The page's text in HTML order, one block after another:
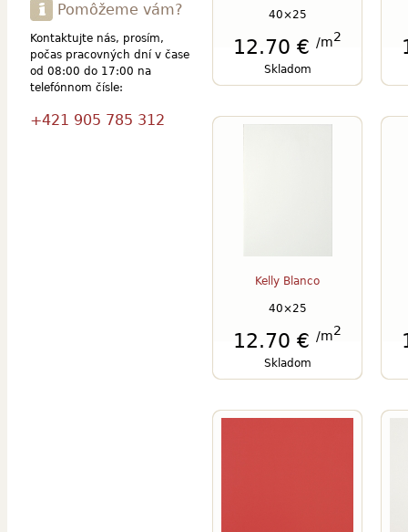
40×25
12.70 € /m2
Skladom
Kelly Blanco
40×25
12.70 € /m2
Skladom
Pomôžeme vám?
Kontaktujte nás, prosím,
počas pracovných dní v čase
od 08:00 do 17:00 na
telefónnom čísle:
+421 905 785 312